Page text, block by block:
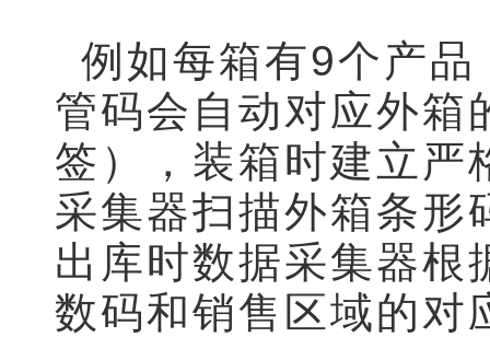
例如每箱有9个产
管码会自动对应外箱
签），装箱时建立严
采集器扫描外箱条形
出库时数据采集器根
数码和销售区域的对